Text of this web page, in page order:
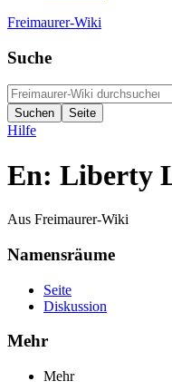
Freimaurer-Wiki
Suche
Hilfe
En: Liberty
Aus Freimaurer-Wiki
Namensräume
Seite
Diskussion
Mehr
Mehr